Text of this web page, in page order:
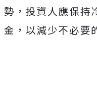
勢，投資人應保持
金，以減少不必要